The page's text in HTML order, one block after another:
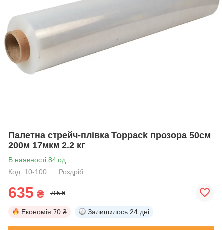
Палетна стрейч-плівка Toppack прозора 50см
200м 17мкм 2.2 кг
В наявності 84 од.
Код: 10-100
Роздріб
635 ₴ 705 ₴
Економія 70 ₴ Залишилось 24 дні